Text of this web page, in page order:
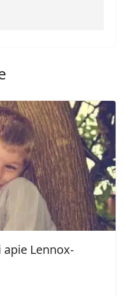
Lennox-